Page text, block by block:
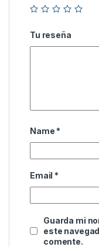
Tu reseña
Name *
Email *
Guarda mi
este
comente.